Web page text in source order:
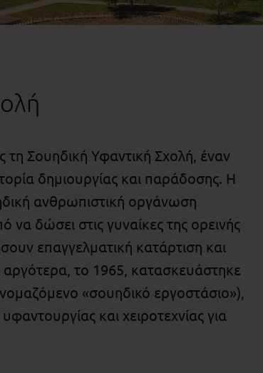
Σουηδική Υφαντική Σχολή, έναν
δημιουργίας και παράδοσης. Η
ανθρωπιστική οργάνωση
δώσει στις γυναίκες της ορεινής
επαγγελματική κατάρτιση και
αργότερα, το 1965, κατασκευάστηκε
«σουηδικό εργοστάσιο»),
και χειροτεχνίας για